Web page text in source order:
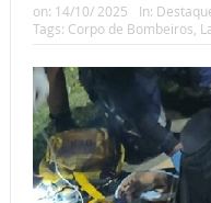
on: 14/10/ 2025 In:
Tags: Corpo de Bombeiros